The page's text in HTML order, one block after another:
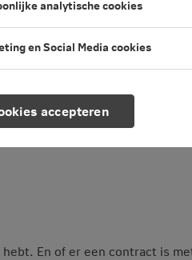
voor kinderen.
En of er een contract is
accepteren
analytische cookies
en Social Media cookies